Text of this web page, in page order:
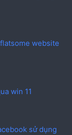
website
win 11
sử dụng